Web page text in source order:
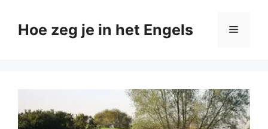
naarHoe zeg je in het Engels Menu